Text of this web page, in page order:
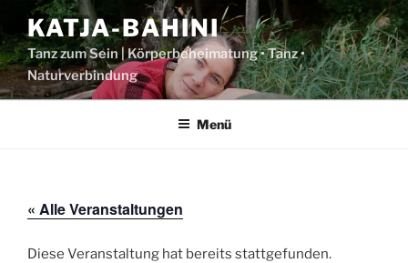
Inhalt
springen
KATJA-BAHINI
Tanz zum Sein | Körperbeheimatung • Tanz •
Naturverbindung
Menü
« Alle Veranstaltungen
Diese Veranstaltung hat bereits stattgefunden.